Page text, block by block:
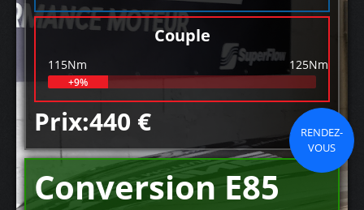
Couple
115Nm 125Nm
+9%
Prix:440 €
RENDEZ-
VOUS
Conversion E85